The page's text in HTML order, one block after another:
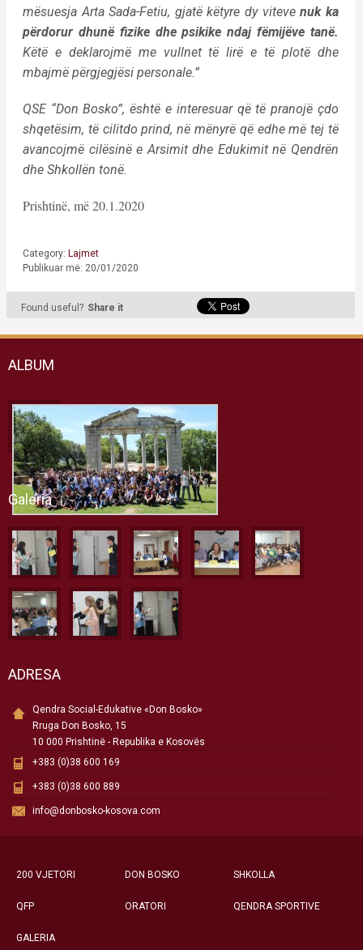
mësuesja Arta Sada-Fetiu, gjatë këtyre dy vitevenuk ka
përdorur dhunë fizike dhe psikike ndaj fëmijëve tanë.
Këtë e deklarojmë me vullnet të lirë e të plotë dhe
mbajmë përgjegjësi personale.”
QSE “Don Bosko”, është e interesuar që të pranojë çdo
shqetësim, të cilitdo prind, në mënyrë që edhe më tej të
avancojmë cilësinë e Arsimit dhe Edukimit në Qendrën
dhe Shkollën tonë.
Prishtinë, më 20.1.2020
Category: Lajmet
Publikuar më: 20/01/2020
Found useful? Share it
ALBUM
Galeria
ADRESA
Qendra Social-Edukative «Don Bosko»
Rruga Don Bosko, 15
10 000 Prishtinë - Republika e Kosovës
+383 (0)38 600 169
+383 (0)38 600 889
info@donbosko-kosova.com
200 VJETORI DON BOSKO SHKOLLA
QFP ORATORI QENDRA SPORTIVE
GALERIA